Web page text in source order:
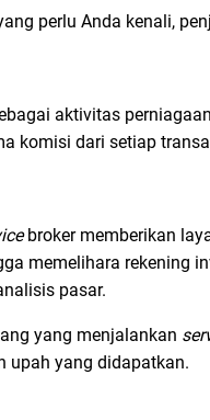
perlu Anda kenali,
aktivitas
komisi dari setiap
broker memberikan
memelihara rekening
pasar.
yang menjalankan
upah yang didapatkan.